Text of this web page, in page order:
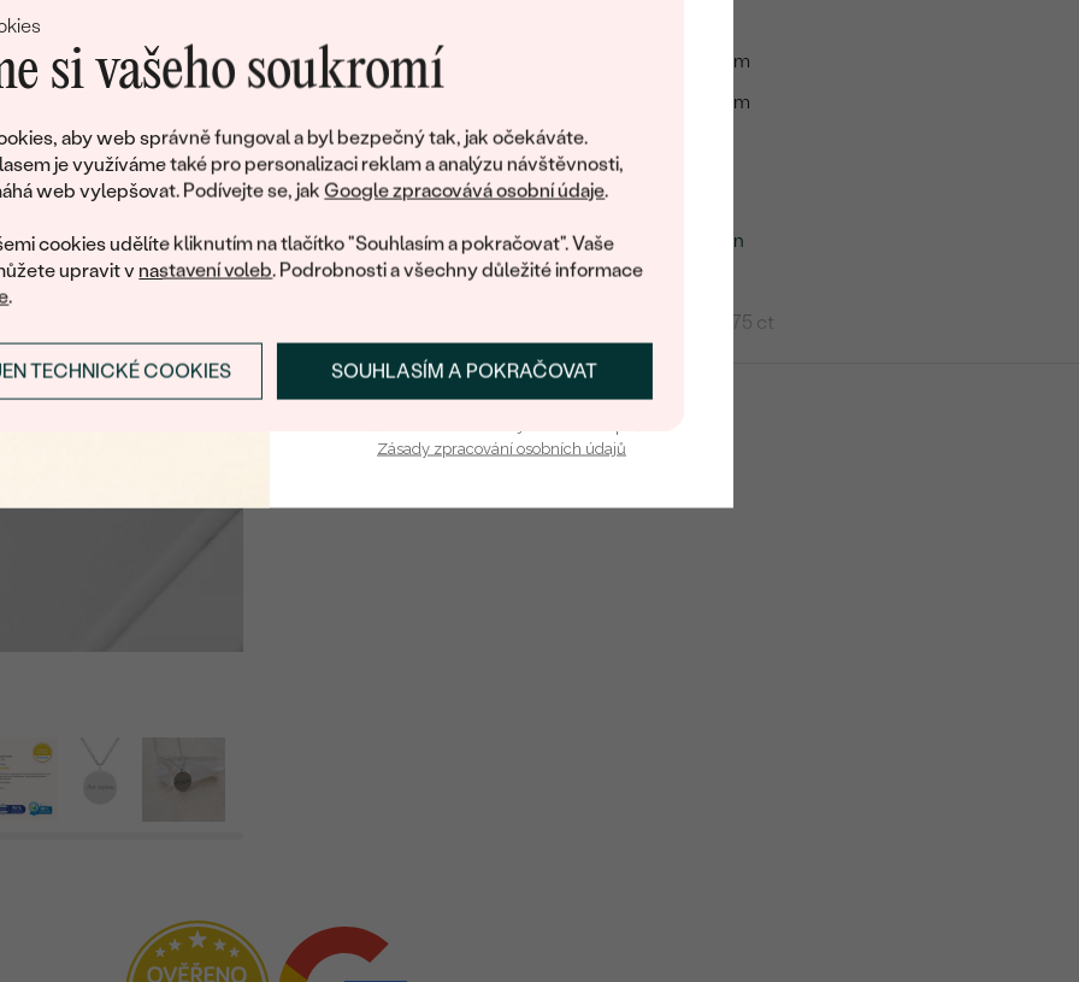
si vašeho soukromí
aby web správně fungoval a byl bezpečný tak, jak očekáváte.
je využíváme také pro personalizaci reklam a analýzu návštěvnosti,
web vylepšovat. Podívejte se, jakGoogle zpracovává osobní údaje.
cookies udělíte kliknutím na tlačítko "Souhlasím a pokračovat". Vaše
upravit v nastavení voleb. Podrobnosti a všechny důležité informace
.
SOUHLASÍM A POKRAČOVAT
TECHNICKÉ COOKIES
ŠÍŘKA:
13 mm
17 mm
CELKOVÁ PŘIBLIŽNÁ VÁHA:
Detaily o osazeném drahokamu
DRUH:
Rubín
POČET:
0.0075 ct
ROZMĚRY:
BARVA:
poctivě vyráběných šperků Eppi.
Jako dárek na přivítání vám obratem
zašleme slevový kód na váš první
PŘIHLÁSIT SE A ZÍSKAT SLEVU
Zásady zpracování osobních údajů